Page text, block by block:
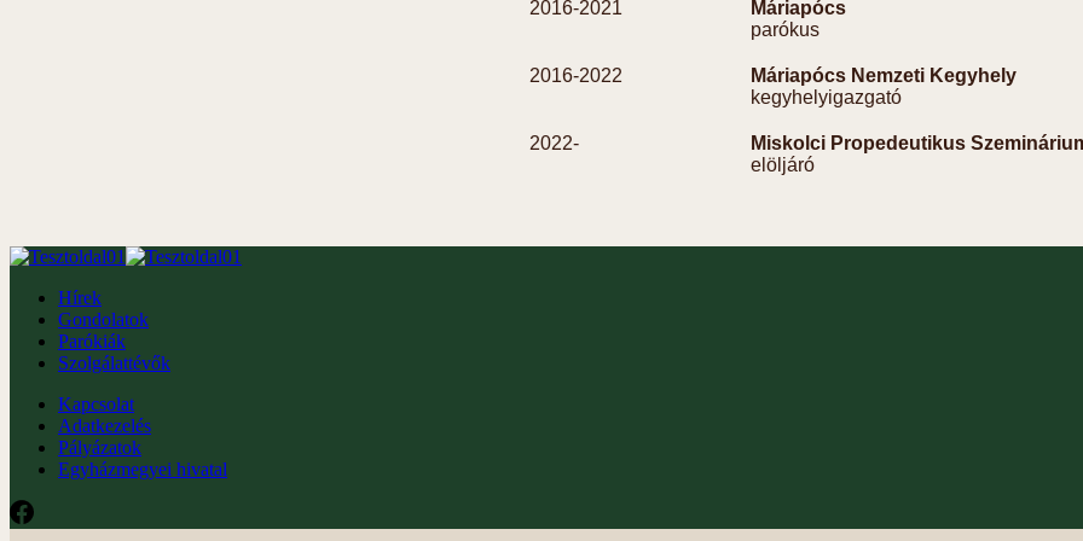
2016-2021
Máriapócs
parókus
2016-2022
Máriapócs Nemzeti Kegyhely
kegyhelyigazgató
2022-
Miskolci Propedeutikus
elöljáró
Hírek
Gondolatok
Parókiák
Szolgálattévők
Kapcsolat
Adatkezelés
Pályázatok
Egyházmegyei hivatal